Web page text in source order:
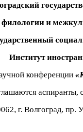
филологии и
Институт
конференции
аспиранты,
г. Волгоград,